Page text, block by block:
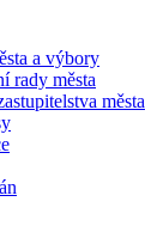
a výbory
rady města
města